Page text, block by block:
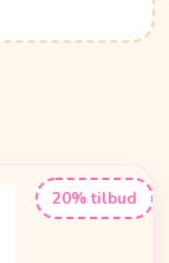
20% tilbud